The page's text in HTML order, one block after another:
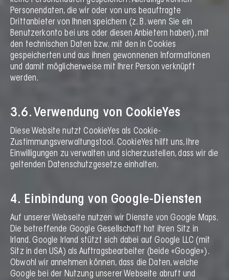
Personendaten, die wir oder von uns beauftragte
Drittanbieter von Ihnen speichern (z. B. wenn Sie ein
Benutzerkonto bei uns oder diesen Anbietern haben), mit
den technischen Daten bzw. mit den in Cookies
gespeicherten und aus ihnen gewonnenen Informationen
und damit möglicherweise mit Ihrer Person verknüpft
werden.
3.6. Verwendung von CookieYes
Diese Website nutzt CookieYes als Cookie-
Zustimmungsverwaltungstool. CookieYes hilft uns, Ihre
Einwilligungen zu verwalten und sicherzustellen, dass wir die
geltenden Datenschutzgesetze einhalten.
4. Einbindung von Google-Diensten
Auf unserer Webseite nutzen wir Dienste von Google Maps.
Die betreffende Google Gesellschaft hat ihren Sitz in
Irland. Google Irland stützt sich dabei auf Google LLC (mit
Sitz in den USA) als Auftragsbearbeiter (beide «Google»).
Obwohl wir annehmen können, dass die Daten, welche
Google bei der Nutzung unserer Webseite abruft und